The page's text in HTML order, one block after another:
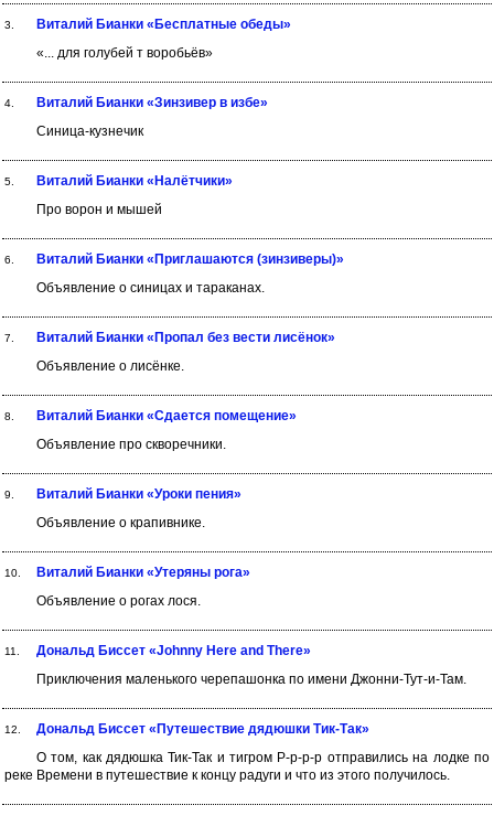
3.
Виталий Бианки «Бесплатные обеды»
«... для голубей т воробьёв»
4.
Виталий Бианки «Зинзивер в избе»
Синица-кузнечик
5.
Виталий Бианки «Налётчики»
Про ворон и мышей
6.
Виталий Бианки «Приглашаются (зинзиверы)»
Объявление о синицах и тараканах.
7.
Виталий Бианки «Пропал без вести лисёнок»
Объявление о лисёнке.
8.
Виталий Бианки «Сдается помещение»
Объявление про скворечники.
9.
Виталий Бианки «Уроки пения»
Объявление о крапивнике.
10.
Виталий Бианки «Утеряны рога»
Объявление о рогах лося.
11.
Дональд Биссет «Johnny Here and There»
Приключения маленького черепашонка по имени Джонни-Тут-и-Там.
12.
Дональд Биссет «Путешествие дядюшки Тик-Так»
О том, как дядюшка Тик-Так и тигром Р-р-р-р отправились на лодке по
реке Времени в путешествие к концу радуги и что из этого получилось.